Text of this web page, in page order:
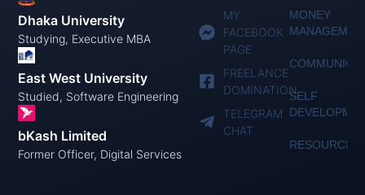
Dhaka University
Studying, Executive MBA
East West University
Studied, Software Engineering
bKash Limited
Former Officer, Digital Services
MY
FACEBOOK
PAGE
FREELANCE
DOMINATION
TELEGRAM
CHAT
MONEY
SELF
RESOURCES